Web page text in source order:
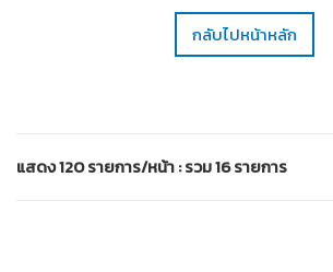
กลับไปหน้าหลัก
แสดง 120 รายการ/หน้า : รวม 16 รายการ